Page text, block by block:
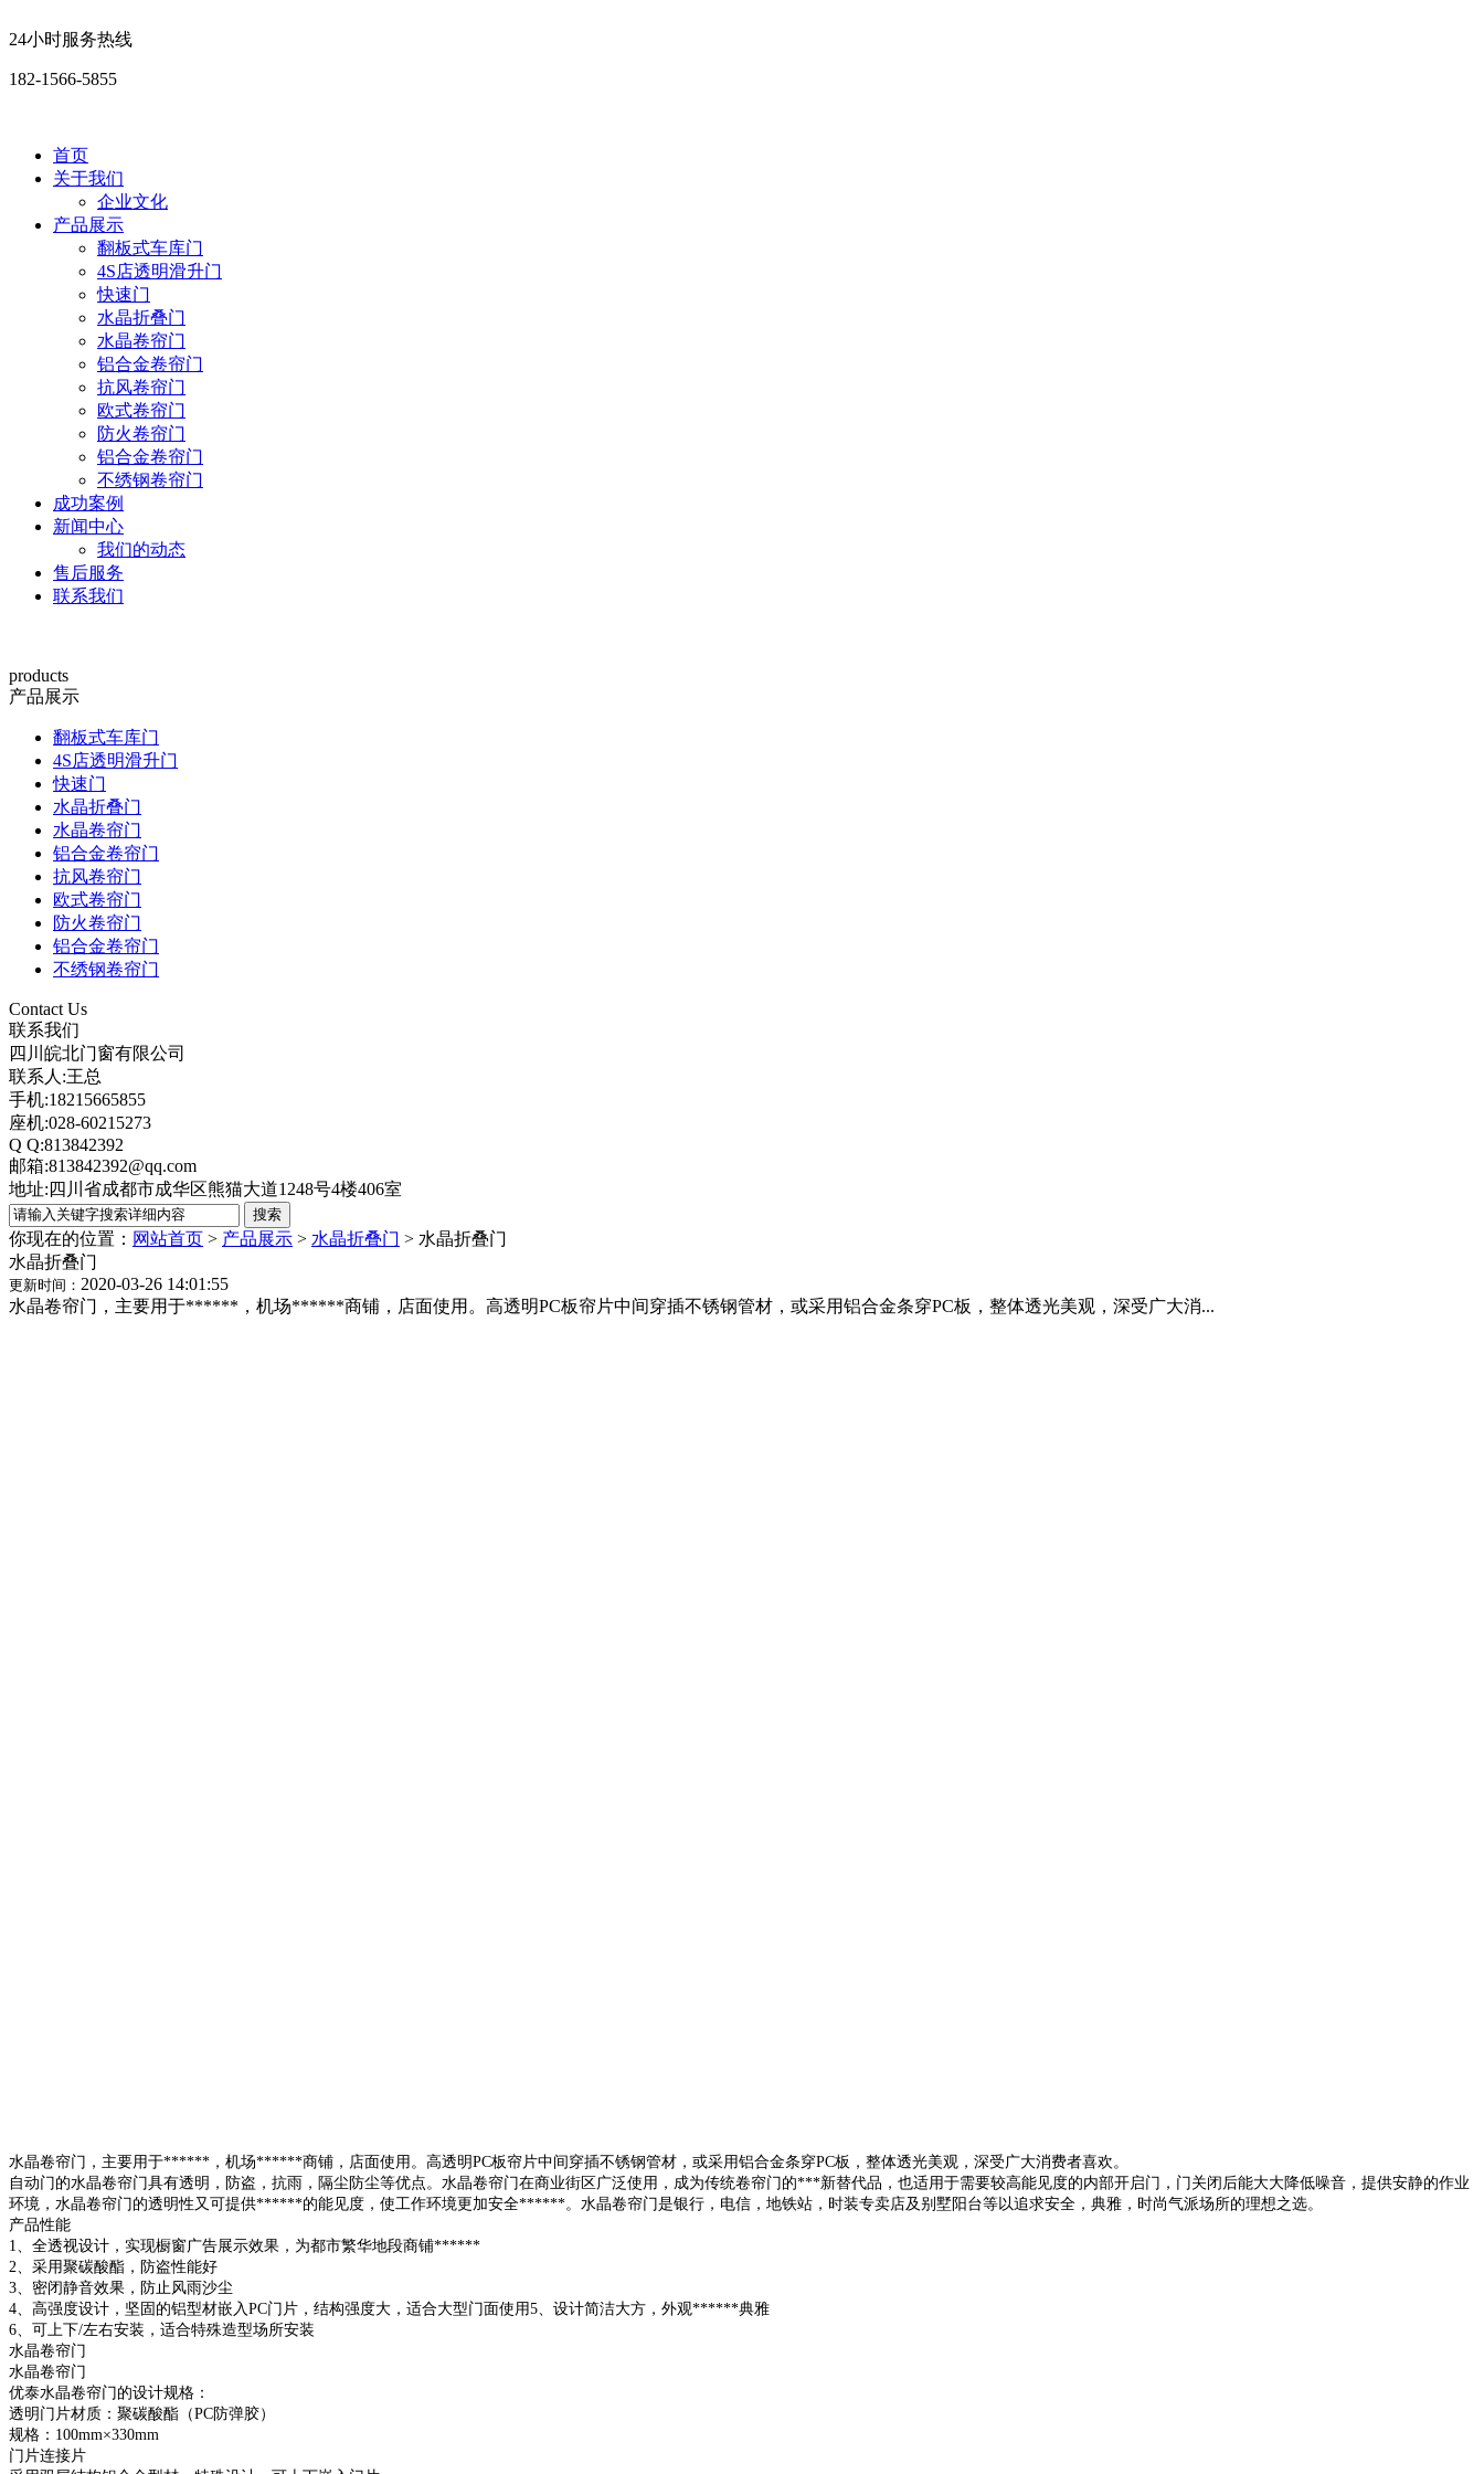
24小时服务热线
182-1566-5855
首页
关于我们
企业文化
产品展示
翻板式车库门
4S店透明滑升门
快速门
水晶折叠门
水晶卷帘门
铝合金卷帘门
抗风卷帘门
欧式卷帘门
防火卷帘门
铝合金卷帘门
不绣钢卷帘门
成功案例
新闻中心
我们的动态
售后服务
联系我们
products
产品展示
翻板式车库门
4S店透明滑升门
快速门
水晶折叠门
水晶卷帘门
铝合金卷帘门
抗风卷帘门
欧式卷帘门
防火卷帘门
铝合金卷帘门
不绣钢卷帘门
Contact Us
联系我们
四川皖北门窗有限公司
联系人:王总
手机:18215665855
座机:028-60215273
Q Q:813842392
邮箱:813842392@qq.com
地址:四川省成都市成华区熊猫大道1248号4楼406室
你现在的位置： 网站首页 > 产品展示 > 水晶折叠门 > 水晶折叠门
水晶折叠门
更新时间： 2020-03-26 14:01:55
水晶卷帘门，主要用于******，机场******商铺，店面使用。高透明PC板帘片中间穿插不锈钢管材，或采用铝合金条穿PC板，整体透光美观，深受广大消...
水晶卷帘门，主要用于******，机场******商铺，店面使用。高透明PC板帘片中间穿插不锈钢管材，或采用铝合金条穿PC板，整体透光美观，深受广大消费者喜欢。
自动门的水晶卷帘门具有透明，防盗，抗雨，隔尘防尘等优点。水晶卷帘门在商业街区广泛使用，成为传统卷帘门的***新替代品，也适用于需要较高能见度的内部开启门，门关闭后能大大降低噪音，提供安静的作业
环境，水晶卷帘门的透明性又可提供******的能见度，使工作环境更加安全******。水晶卷帘门是银行，电信，地铁站，时装专卖店及别墅阳台等以追求安全，典雅，时尚气派场所的理想之选。
产品性能
1、全透视设计，实现橱窗广告展示效果，为都市繁华地段商铺******
2、采用聚碳酸酯，防盗性能好
3、密闭静音效果，防止风雨沙尘
4、高强度设计，坚固的铝型材嵌入PC门片，结构强度大，适合大型门面使用5、设计简洁大方，外观******典雅
6、可上下/左右安装，适合特殊造型场所安装
水晶卷帘门
水晶卷帘门
优泰水晶卷帘门的设计规格：
透明门片材质：聚碳酸酯（PC防弹胶）
规格：100mm×330mm
门片连接片